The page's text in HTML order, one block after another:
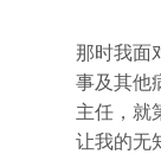
那时我面
事及其他
主任，就
让我的无